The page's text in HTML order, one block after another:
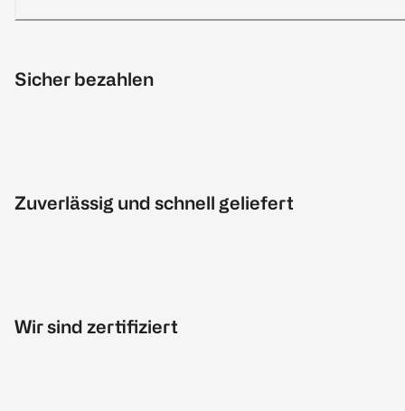
Sicher bezahlen
Zuverlässig und schnell geliefert
Wir sind zertifiziert